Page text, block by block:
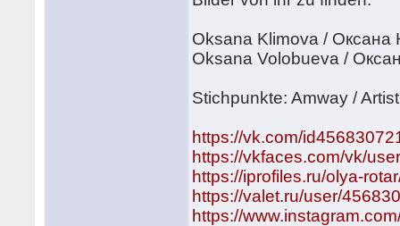
Oksana Klimova / Оксана
Oksana Volobueva /
Stichpunkte: Amway /
https://vk.com/
https://vkfaces.com/vk/
https://iprofiles.ru/olya-
https://valet.ru/user/
https://